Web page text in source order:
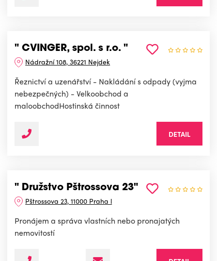
" CVINGER, spol. s r.o. "
Nádražní 108, 36221 Nejdek
Řeznictví a uzenářství - Nakládání s odpady (vyjma
nebezpečných) - Velkoobchod a
maloobchodHostinská činnost
DETAIL
" Družstvo Pštrossova 23"
Pštrossova 23, 11000 Praha l
Pronájem a správa vlastních nebo pronajatých
nemovitostí